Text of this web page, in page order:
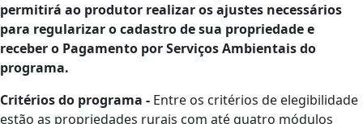
permitirá ao produtor realizar os ajustes necessários
para regularizar o cadastro de sua propriedade e
receber o Pagamento por Serviços Ambientais do
programa.
Critérios do programa - Entre os critérios de elegibilidade
estão as propriedades rurais com até quatro módulos